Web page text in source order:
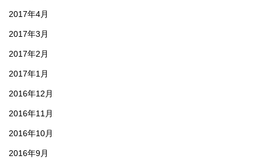
2017年4月
2017年3月
2017年2月
2017年1月
2016年12月
2016年11月
2016年10月
2016年9月